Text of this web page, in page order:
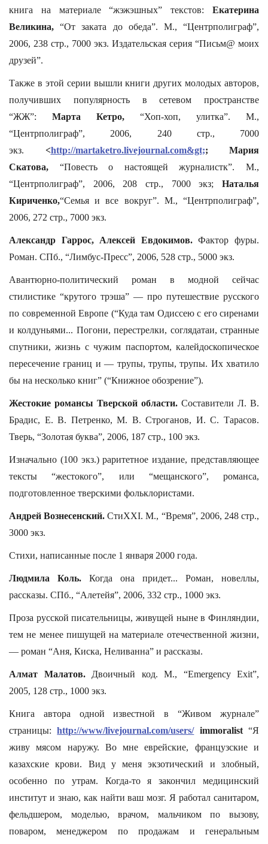
книга на материале “жэжэшных” текстов: Екатерина
Великина, “От заката до обеда”. М., “Центрполиграф”,
2006, 238 стр., 7000 экз. Издательская серия “Письм@ моих
друзей”.
Также в этой серии вышли книги других молодых авторов,
получивших популярность в сетевом пространстве
“ЖЖ”: Марта Кетро, “Хоп-хоп, улитка”.
М.,
“Центрполиграф”, 2006, 240 стр., 7000
экз. <http://martaketro.livejournal.com&gt;;
Мария
Скатова, “Повесть о настоящей журналистк”. М.,
“Центрполиграф”, 2006, 208 стр., 7000 экз; Наталья
Кириченко,“Семья и все вокруг”. М., “Центрполиграф”,
2006, 272 стр., 7000 экз.
Александр Гаррос, Алексей Евдокимов.Фактор фуры.
Роман. СПб., “Лимбус-Пресс”, 2006, 528 стр., 5000 экз.
Авантюрно-политический роман в модной сейчас
стилистике “крутого трэша” — про путешествие русского
по современной Европе (“Куда там Одиссею с его сиренами
и колдуньями... Погони, перестрелки, соглядатаи, странные
спутники, жизнь с чужим паспортом, калейдоскопическое
пересечение границ и — трупы, трупы, трупы. Их хватило
бы на несколько книг” (“Книжное обозрение”).
Жестокие романсы Тверской области. Составители Л. В.
Брадис, Е. В. Петренко, М. В. Строганов, И. С. Тарасов.
Тверь, “Золотая буква”, 2006, 187 стр., 100 экз.
Изначально (100 экз.) раритетное издание, представляющее
тексты “жестокого”, или “мещанского”, романса,
подготовленное тверскими фольклористами.
Андрей Вознесенский. СтиХХI. М., “Время”, 2006, 248 стр.,
3000 экз.
Стихи, написанные после 1 января 2000 года.
Людмила Коль. Когда она придет... Роман, новеллы,
рассказы. СПб., “Алетейя”, 2006, 332 стр., 1000 экз.
Проза русской писательницы, живущей ныне в Финляндии,
тем не менее пишущей на материале отечественной жизни,
— роман “Аня, Киска, Неливанна” и рассказы.
Алмат Малатов.Двоичный код. М., “Emergency Exit”,
2005, 128 стр., 1000 экз.
Книга автора одной известной в “Живом журнале”
страницы:http://www/livejournal.com/users/immoralist“Я
живу мясом наружу. Во мне еврейские, французские и
казахские крови. Вид у меня экзотический и злобный,
особенно по утрам. Когда-то я закончил медицинский
институт и знаю, как найти ваш мозг. Я работал санитаром,
фельдшером, моделью, врачом, мальчиком по вызову,
поваром, менеджером по продажам и генеральным